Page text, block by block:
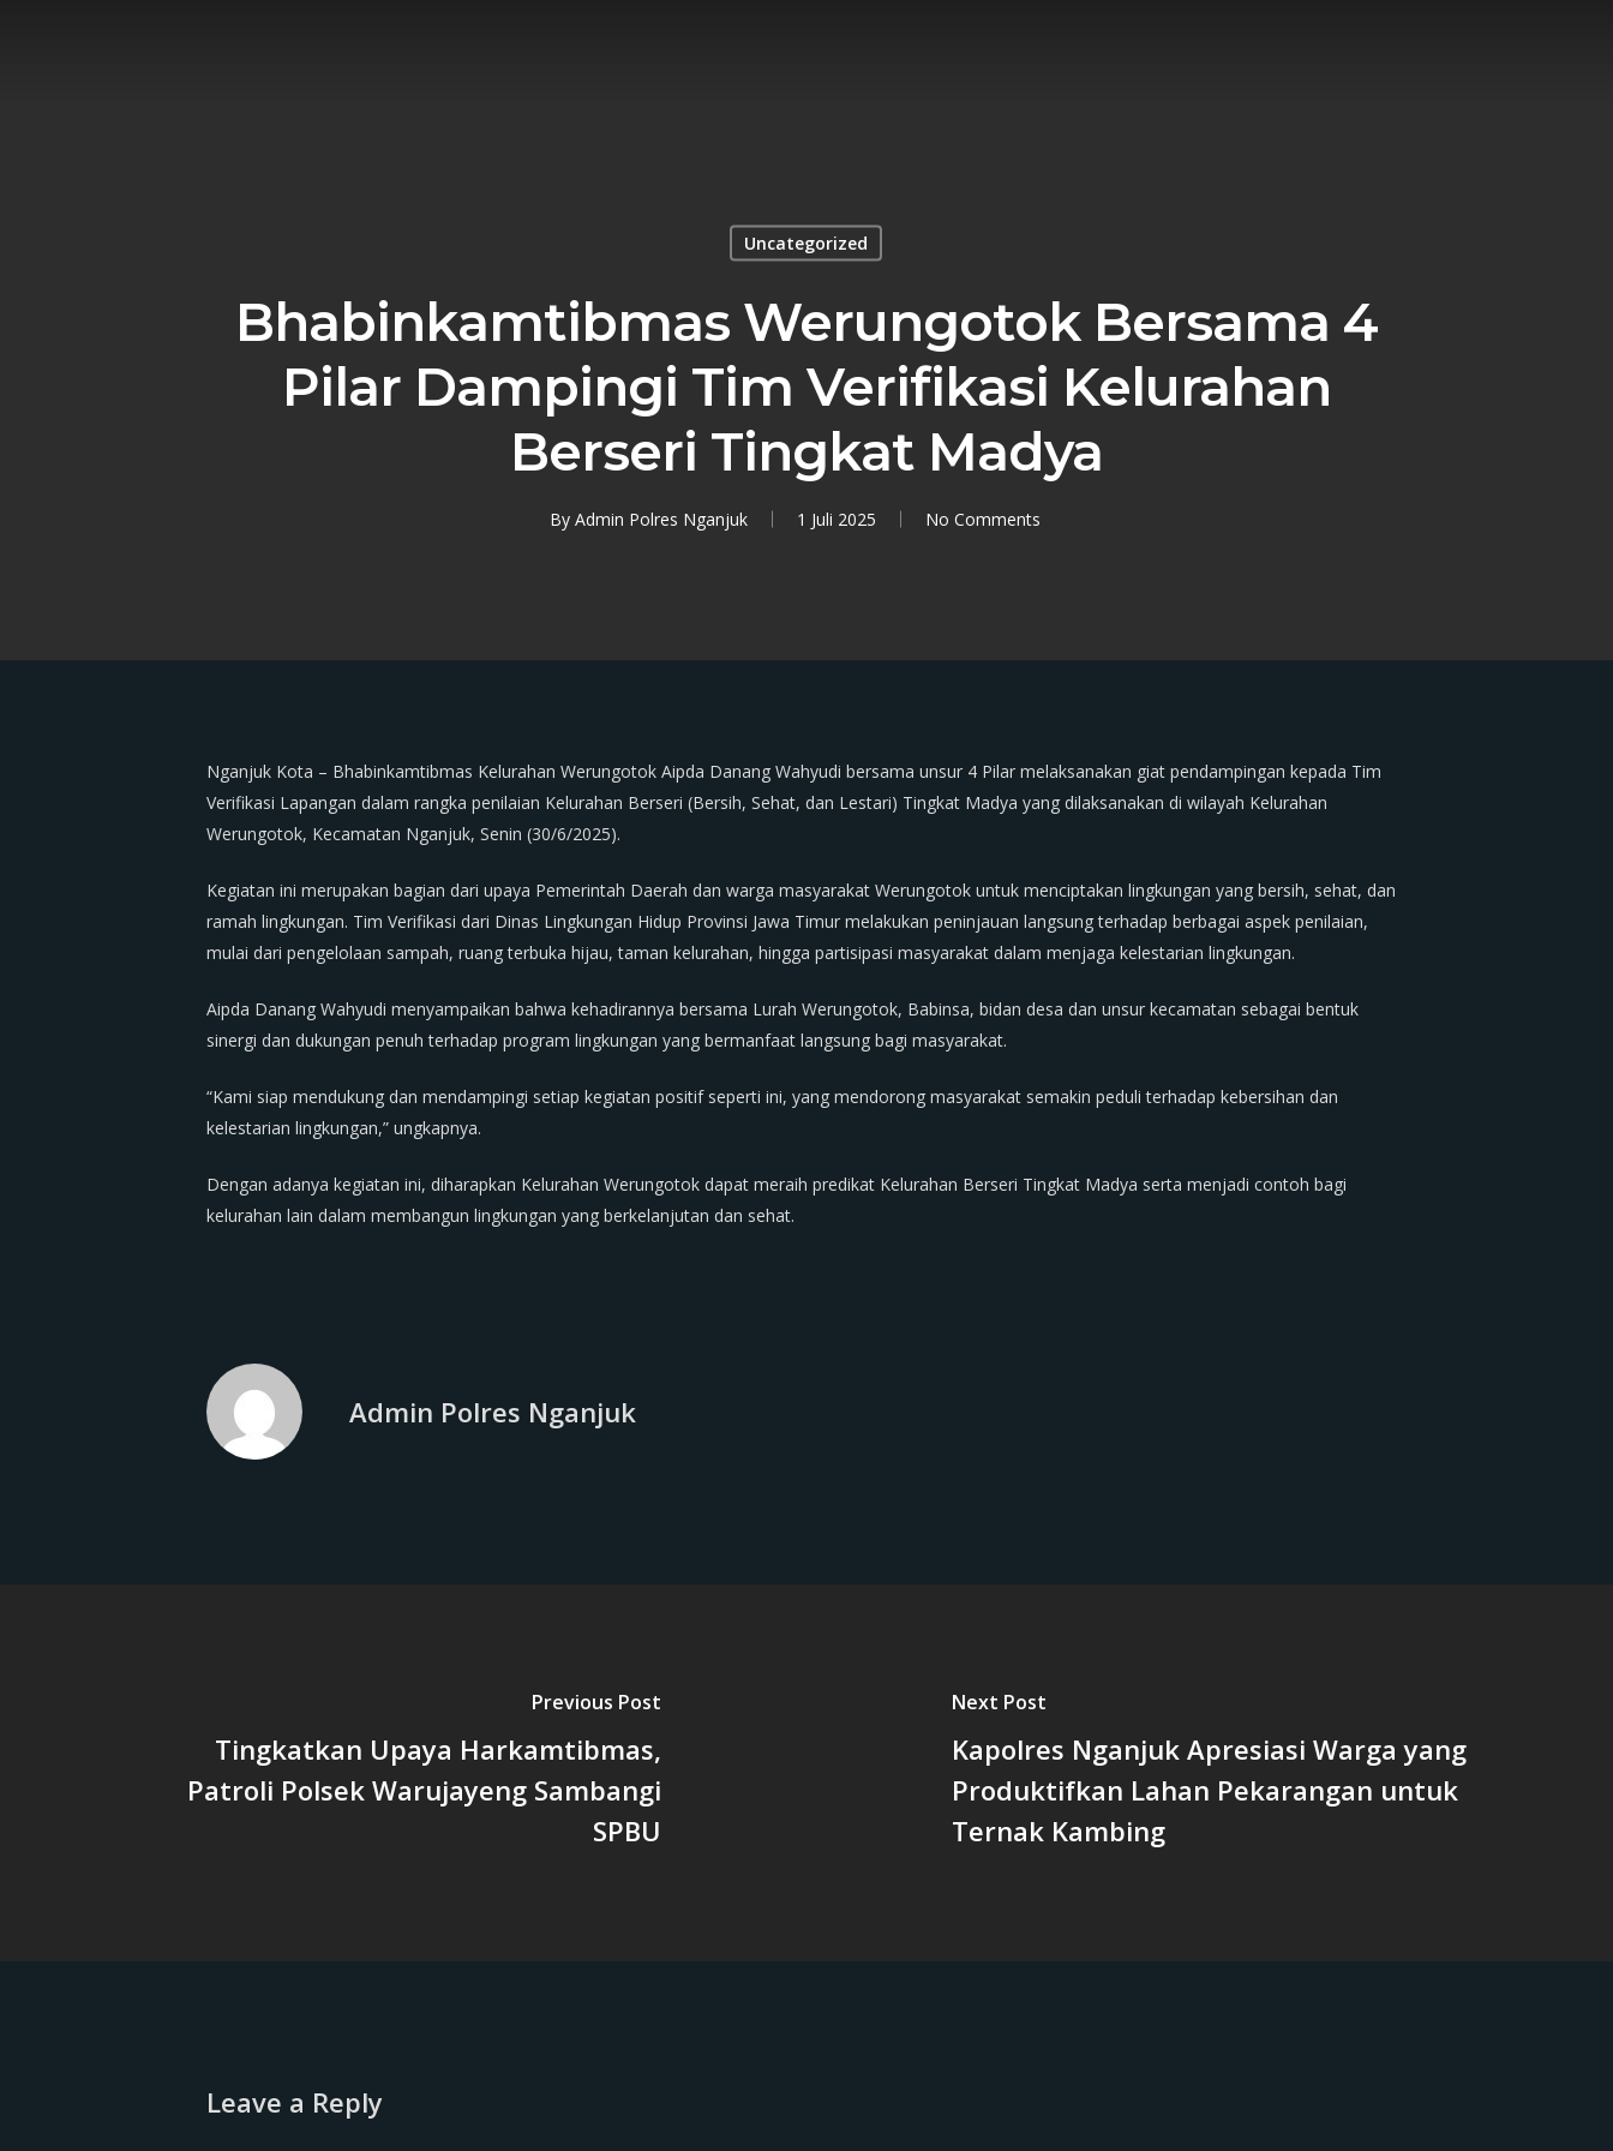
Uncategorized
Bhabinkamtibmas Werungotok Bersama 4
Pilar Dampingi Tim Verifikasi Kelurahan
Berseri Tingkat Madya
By Admin Polres Nganjuk 1 Juli 2025 No Comments
Nganjuk Kota – Bhabinkamtibmas Kelurahan Werungotok Aipda Danang Wahyudi bersama unsur 4 Pilar melaksanakan giat pendampingan kepada Tim
Verifikasi Lapangan dalam rangka penilaian Kelurahan Berseri (Bersih, Sehat, dan Lestari) Tingkat Madya yang dilaksanakan di wilayah Kelurahan
Werungotok, Kecamatan Nganjuk, Senin (30/6/2025).
Kegiatan ini merupakan bagian dari upaya Pemerintah Daerah dan warga masyarakat Werungotok untuk menciptakan lingkungan yang bersih, sehat, dan
ramah lingkungan. Tim Verifikasi dari Dinas Lingkungan Hidup Provinsi Jawa Timur melakukan peninjauan langsung terhadap berbagai aspek penilaian,
mulai dari pengelolaan sampah, ruang terbuka hijau, taman kelurahan, hingga partisipasi masyarakat dalam menjaga kelestarian lingkungan.
Aipda Danang Wahyudi menyampaikan bahwa kehadirannya bersama Lurah Werungotok, Babinsa, bidan desa dan unsur kecamatan sebagai bentuk
sinergi dan dukungan penuh terhadap program lingkungan yang bermanfaat langsung bagi masyarakat.
“Kami siap mendukung dan mendampingi setiap kegiatan positif seperti ini, yang mendorong masyarakat semakin peduli terhadap kebersihan dan
kelestarian lingkungan,” ungkapnya.
Dengan adanya kegiatan ini, diharapkan Kelurahan Werungotok dapat meraih predikat Kelurahan Berseri Tingkat Madya serta menjadi contoh bagi
kelurahan lain dalam membangun lingkungan yang berkelanjutan dan sehat.
Admin Polres Nganjuk
Previous Post
Tingkatkan Upaya Harkamtibmas,
Patroli Polsek Warujayeng Sambangi
SPBU
Next Post
Kapolres Nganjuk Apresiasi Warga yang
Produktifkan Lahan Pekarangan untuk
Ternak Kambing
Leave a Reply